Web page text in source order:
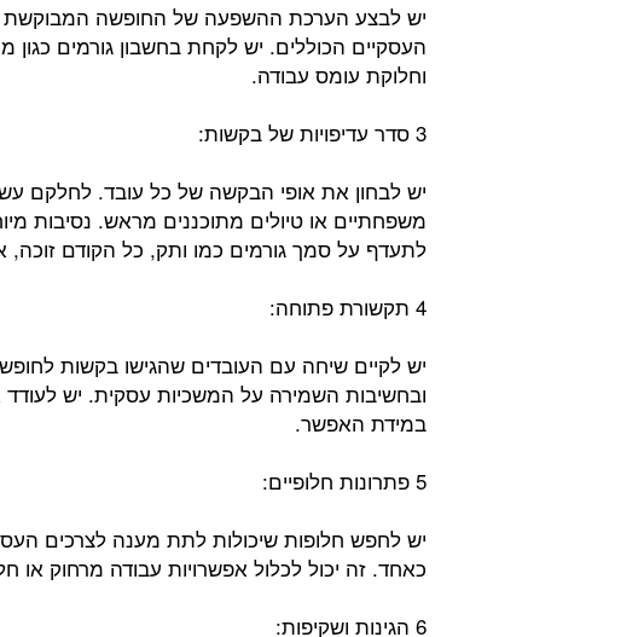
יש לבצע הערכת ההשפעה של החופשה המבוקשת
העסקיים הכוללים. יש לקחת בחשבון גורמים כגון
וחלוקת עומס עבודה.
3 סדר עדיפויות של בקשות:
יש לבחון את אופי הבקשה של כל עובד. לחלקם
משפחתיים או טיולים מתוכננים מראש. נסיבות
לתעדף על סמך גורמים כמו ותק, כל הקודם זוכה,
4 תקשורת פתוחה:
יש לקיים שיחה עם העובדים שהגישו בקשות
ובחשיבות השמירה על המשכיות עסקית. יש
במידת האפשר.
5 פתרונות חלופיים:
יש לחפש חלופות שיכולות לתת מענה לצרכים
כאחד. זה יכול לכלול אפשרויות עבודה מרחוק
6 הגינות ושקיפות: